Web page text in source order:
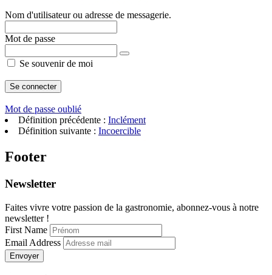
Nom d'utilisateur ou adresse de messagerie.
Mot de passe
Se souvenir de moi
Mot de passe oublié
Définition précédente : Inclément
Définition suivante : Incoercible
Footer
Newsletter
Faites vivre votre passion de la gastronomie, abonnez-vous à notre
newsletter !
First Name
Email Address
Envoyer